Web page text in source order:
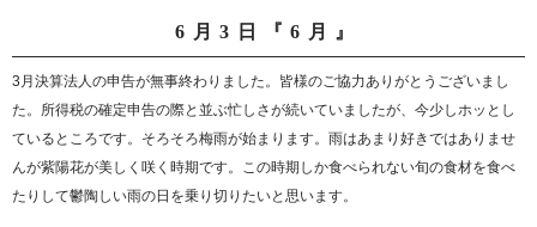
6月3日『6月』
3月決算法人の申告が無事終わりました。皆様のご協力ありがとうございまし
た。所得税の確定申告の際と並ぶ忙しさが続いていましたが、今少しホッとし
ているところです。そろそろ梅雨が始まります。雨はあまり好きではありませ
んが紫陽花が美しく咲く時期です。この時期しか食べられない旬の食材を食べ
たりして鬱陶しい雨の日を乗り切りたいと思います。